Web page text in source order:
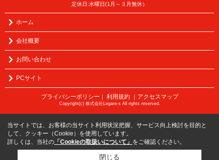
定休日:水曜日(1月～３月無休）
ホーム
会社概要
お問い合わせ
PCサイト
プライバシーポリシー ｜ 利用規約 ｜アクセスマップ
Copyright(c) 株式会社Legare-s All rights reserved.
当サイトでは、お客様の当サイト利用状況把握、サービス向上検討を目的と
して、クッキー（Cookie）を使用しています。
詳しくは、当社の 「Cookieの取扱いについて」 をご確認ください。
閉じる